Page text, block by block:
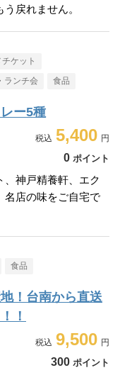
戻れません。
チケット
ランチ会 食品
ー5種
5,400
0 ポイント
、神戸精養軒、エク
名店の味をご自宅で
食品
！台南から直送
！
9,500
300 ポイント